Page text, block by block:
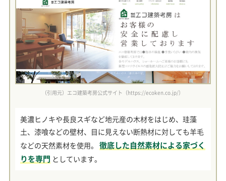
（引用元）エコ建築考房公式サイト（https://ecoken.co.jp/）
美濃ヒノキや長良スギなど地元産の木材をはじめ、珪藻
土、漆喰などの壁材、目に見えない断熱材に対しても羊毛
などの天然素材を使用。 徹底した自然素材による家づく
りを専門 としています。